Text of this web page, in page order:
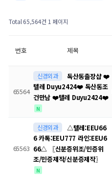
Total 65,564건 1 페이지
번호 제목
65564
신경외과
독산동출장샵 ❤️
텔레 Duyu2424❤️ 독산동조
건만남 ❤️텔레 Duyu2424❤️
N
65563
신경외과
△텔레:EEU66
6 카톡:EEU777 라인:EEU6
66△ 〖신분증위조/민증위
조/민증제작/신분증제작〗
N